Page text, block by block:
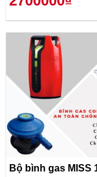
Bộ bình gas MISS